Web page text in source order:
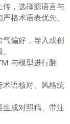
传，选择源语言与
格术语表优先、
偏好，导入或创
与模型进行翻
术语核对、风格统
生成对照稿、带注